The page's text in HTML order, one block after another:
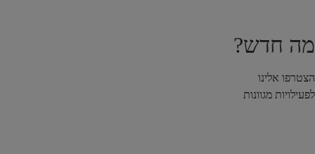
מה חדש?
הצטרפו אלינו
לפעילויות מגוונות